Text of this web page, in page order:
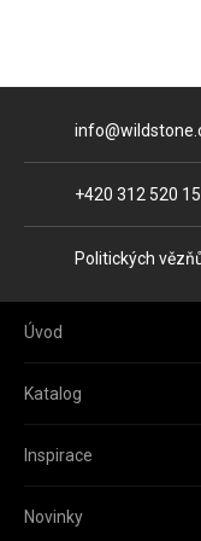
E-mail
Telefon
+420 312 520
Adresa
Politických
Úvod
Katalog
Inspirace
Novinky